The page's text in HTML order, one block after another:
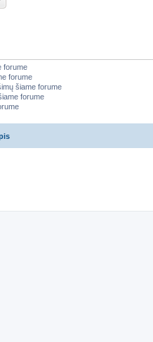
forume
forume
šiame forume
forume